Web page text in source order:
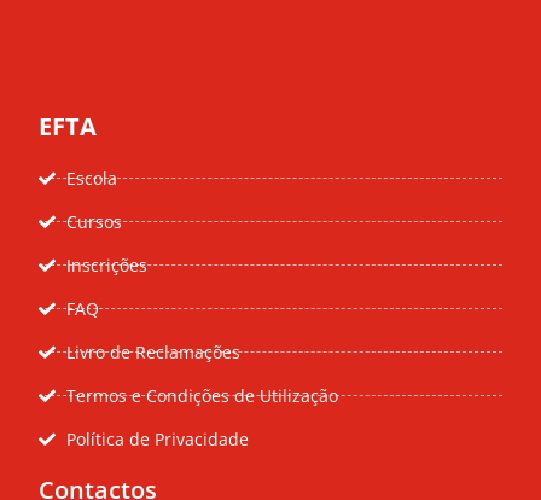
EFTA
Escola
Cursos
Inscrições
FAQ
Livro de Reclamações
Termos e Condições de Utilização
Política de Privacidade
Contactos